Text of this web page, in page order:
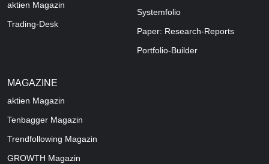
aktien Magazin
Trading-Desk
Systemfolio
Paper: Research-Reports
Portfolio-Builder
MAGAZINE
aktien Magazin
Tenbagger Magazin
Trendfollowing Magazin
GROWTH Magazin